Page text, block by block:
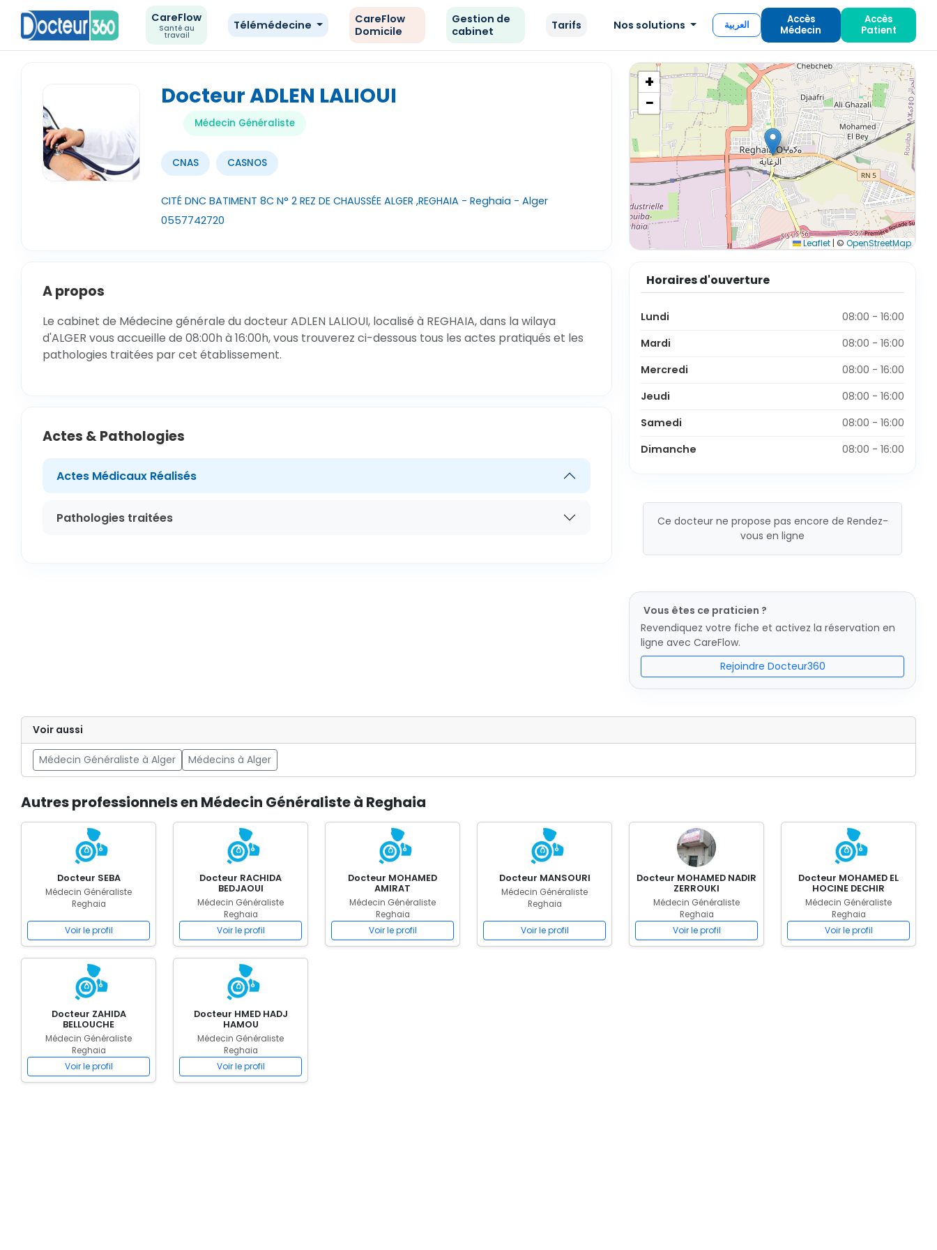
CareFlow
Santé au
travail
Télémédecine
CareFlow
Domicile
Gestion de
cabinet
Tarifs Nos solutions العربية
Accès
Médecin
Accès
Patient
Docteur ADLEN LALIOUI
Médecin Généraliste
CNAS CASNOS
CITÉ DNC BATIMENT 8C N° 2 REZ DE CHAUSSÉE ALGER ,REGHAIA - Reghaia - Alger
0557742720
+
−
Leaflet| © OpenStreetMap
A propos
Le cabinet de Médecine générale du docteur ADLEN LALIOUI, localisé à REGHAIA, dans la wilaya
d'ALGER vous accueille de 08:00h à 16:00h, vous trouverez ci-dessous tous les actes pratiqués et les
pathologies traitées par cet établissement.
Actes & Pathologies
Actes Médicaux Réalisés
Pathologies traitées
Horaires d'ouverture
Lundi
08:00 - 16:00
Mardi
08:00 - 16:00
Mercredi
08:00 - 16:00
Jeudi
08:00 - 16:00
Samedi
08:00 - 16:00
Dimanche
08:00 - 16:00
Ce docteur ne propose pas encore de Rendez-
vous en ligne
Vous êtes ce praticien ?
Revendiquez votre fiche et activez la réservation en
ligne avec CareFlow.
Rejoindre Docteur360
Voir aussi
Médecin Généraliste à Alger Médecins à Alger
Autres professionnels en Médecin Généraliste à Reghaia
Docteur SEBA
Médecin Généraliste
Reghaia
Voir le profil
Docteur RACHIDA
BEDJAOUI
Médecin Généraliste
Reghaia
Voir le profil
Docteur MOHAMED
AMIRAT
Médecin Généraliste
Reghaia
Voir le profil
Docteur MANSOURI
Médecin Généraliste
Reghaia
Voir le profil
Docteur MOHAMED NADIR
ZERROUKI
Médecin Généraliste
Reghaia
Voir le profil
Docteur MOHAMED EL
HOCINE DECHIR
Médecin Généraliste
Reghaia
Voir le profil
Docteur ZAHIDA
BELLOUCHE
Médecin Généraliste
Reghaia
Voir le profil
Docteur HMED HADJ
HAMOU
Médecin Généraliste
Reghaia
Voir le profil